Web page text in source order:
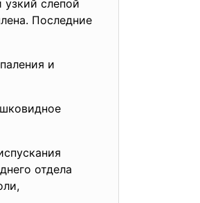
слепой
Последние
и
отдела